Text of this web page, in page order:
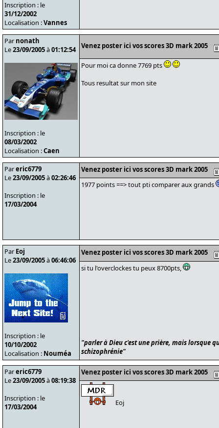
Inscription : le
31/12/2002
Localisation :Vannes
Par nonath
Le23/09/2005à01:12:54
Inscription : le
08/03/2002
Localisation :Caen
Venez poster ici vos scores 3D mark 2005
Pour moi ca donne 7769 pts
Tous resultat sur mon site
Pareric6779
Le23/09/2005à02:26:46
Inscription : le
17/03/2004
Venez poster ici vos scores 3D mark 2005
1977 points ==> tout pti comparer aux grands
Par Eoj
Le23/09/2005à06:46:06
Inscription : le
10/10/2002
Localisation : Nouméa
Venez poster ici vos scores 3D mark 2005
si tu l'overclockes tu peux 8700pts,
"parler à Dieu c'est une prière, mais lorsque
schizophrénie"
Pareric6779
Le23/09/2005à08:19:38
Inscription : le
17/03/2004
Venez poster ici vos scores 3D mark 2005
Eoj